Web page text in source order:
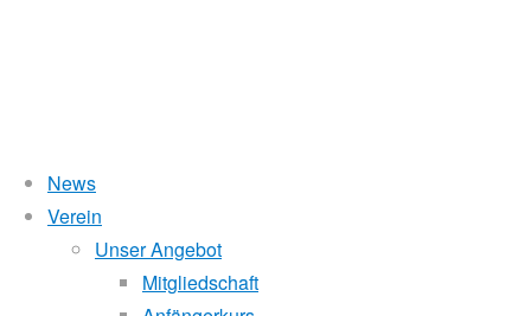
News
Verein
Unser Angebot
Mitgliedschaft
Budapest
Wasserstand Donau
Liegt der Wasserstand in Korneuburg (KORN)
beim Donauhort nicht gerudert.